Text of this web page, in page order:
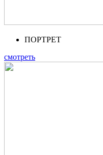
ПОРТРЕТ
смотреть